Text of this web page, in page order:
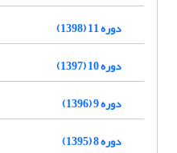
دوره 11 (1398)
دوره 10 (1397)
دوره 9 (1396)
دوره 8 (1395)